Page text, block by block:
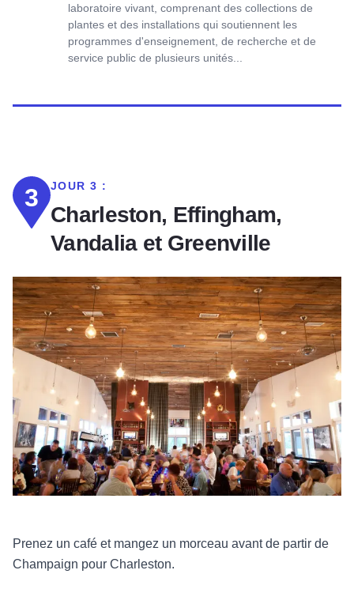
laboratoire vivant, comprenant des collections de
plantes et des installations qui soutiennent les
programmes d'enseignement, de recherche et de
service public de plusieurs unités...
3 JOUR 3 :
Charleston, Effingham,
Vandalia et Greenville
Prenez un café et mangez un morceau avant de partir de
Champaign pour Charleston.